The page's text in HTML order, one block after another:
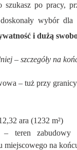
szukasz po pracy,
wybór
i dużą
– szczegóły na
– tuż przy
ara (1232 m²)
– teren zabudowy
miejscowego na